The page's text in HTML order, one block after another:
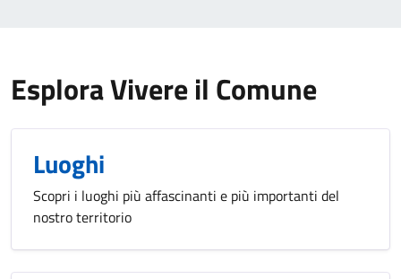
Esplora Vivere il Comune
Luoghi
Scopri i luoghi più affascinanti e più importanti del
nostro territorio